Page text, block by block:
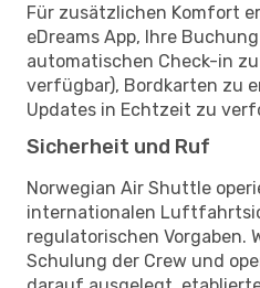
Für zusätzlichen Komfort
eDreams App, Ihre
automatischen Check-in
verfügbar), Bordkarten zu
Updates in Echtzeit zu
Sicherheit und Ruf
Norwegian Air Shuttle
internationalen
regulatorischen Vorgaben.
Schulung der Crew und